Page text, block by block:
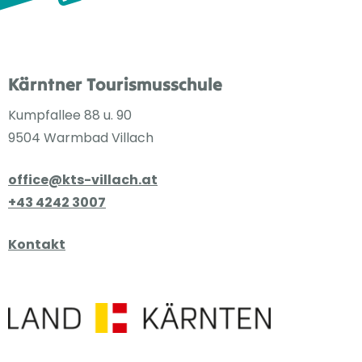
Kärntner Tourismusschule
Kumpfallee 88 u. 90
9504 Warmbad Villach
office@kts-villach.at
+43 4242 3007
Kontakt